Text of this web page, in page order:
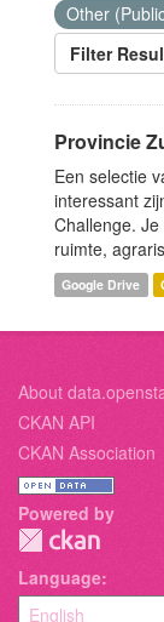
Other
Filter
Provincie
Een selectie
interessant
Challenge.
ruimte,
Google Drive
About
CKAN API
CKAN Association
Powered by
Language